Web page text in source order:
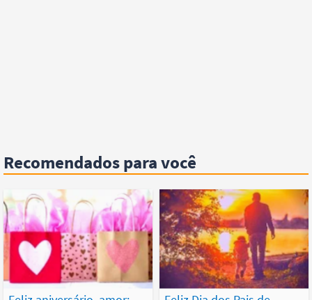
Recomendados para você